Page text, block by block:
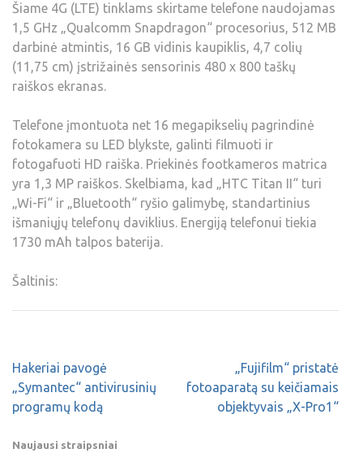
Šiame 4G (LTE) tinklams skirtame telefone naudojamas
1,5 GHz „Qualcomm Snapdragon“ procesorius, 512 MB
darbinė atmintis, 16 GB vidinis kaupiklis, 4,7 colių
(11,75 cm) įstrižainės sensorinis 480 x 800 taškų
raiškos ekranas.
Telefone įmontuota net 16 megapikselių pagrindinė
fotokamera su LED blykste, galinti filmuoti ir
fotogafuoti HD raiška. Priekinės footkameros matrica
yra 1,3 MP raiškos. Skelbiama, kad „HTC Titan II“ turi
„Wi-Fi“ ir „Bluetooth“ ryšio galimybę, standartinius
išmaniųjų telefonų daviklius. Energiją telefonui tiekia
1730 mAh talpos baterija.
Šaltinis:
Hakeriai pavogė
„Symantec“ antivirusinių
programų kodą
„Fujifilm“ pristatė
fotoaparatą su keičiamais
objektyvais „X-Pro1“
Naujausi straipsniai